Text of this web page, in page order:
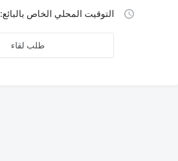
التوقيت المحلي الخاص بالبائع: 11:09 (CEST)
طلب لقاء